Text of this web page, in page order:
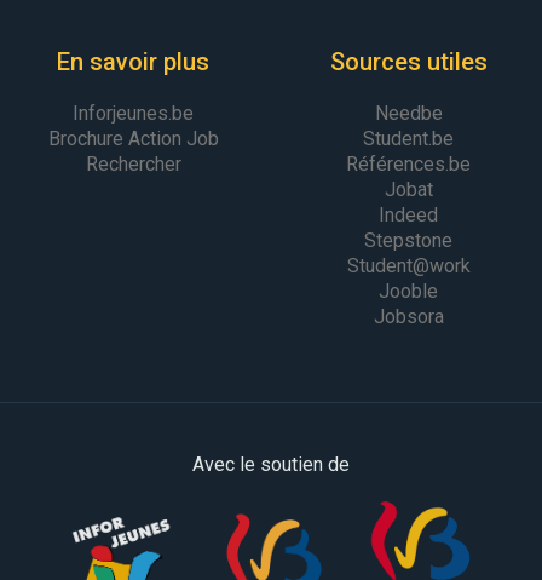
En savoir plus
Inforjeunes.be
Brochure Action Job
Rechercher
Sources utiles
Needbe
Student.be
Références.be
Jobat
Indeed
Stepstone
Student@work
Jooble
Jobsora
Avec le soutien de